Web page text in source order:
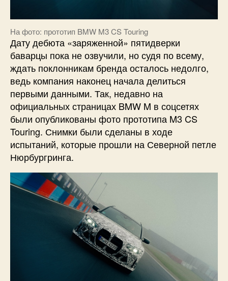
На фото: прототип BMW M3 CS Touring
Дату дебюта «заряженной» пятидверки
баварцы пока не озвучили, но судя по всему,
ждать поклонникам бренда осталось недолго,
ведь компания наконец начала делиться
первыми данными. Так, недавно на
официальных страницах BMW M в соцсетях
были опубликованы фото прототипа M3 CS
Touring. Снимки были сделаны в ходе
испытаний, которые прошли на Северной петле
Нюрбургринга.